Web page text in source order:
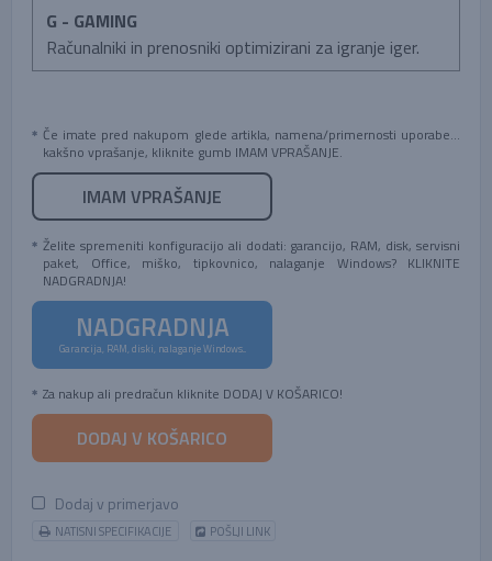
G - GAMING
Računalniki in prenosniki optimizirani za igranje iger.
Če imate pred nakupom glede artikla, namena/primernosti uporabe...
kakšno vprašanje, kliknite gumb IMAM VPRAŠANJE.
IMAM VPRAŠANJE
Želite spremeniti konfiguracijo ali dodati: garancijo, RAM, disk, servisni
paket, Office, miško, tipkovnico, nalaganje Windows? KLIKNITE
NADGRADNJA!
NADGRADNJA
Garancija, RAM, diski, nalaganje Windows...
Za nakup ali predračun kliknite DODAJ V KOŠARICO!
DODAJ V KOŠARICO
Dodaj v primerjavo
NATISNI SPECIFIKACIJE POŠLJI LINK